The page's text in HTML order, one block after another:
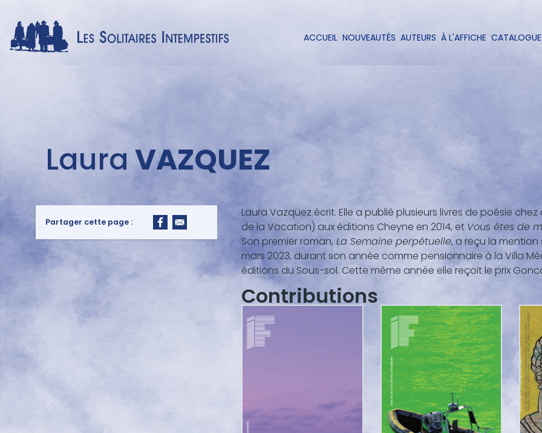
contenu
Navigation
ACCUEIL NOUVEAUTÉS AUTEURS À L'AFFICHE CATALOGUE
auteurLaura VAZQUEZ
Laura Vazquez écrit. Elle a publié plusieurs livres de poésie
de la Vocation) aux éditions Cheyne en 2014, et Vous êtes de
Son premier roman, La Semaine perpétuelle, a reçu la mention
mars 2023, durant son année comme pensionnaire à la Villa
éditions du Sous-sol. Cette même année elle reçoit le prix
Contributions
Partager cette page :